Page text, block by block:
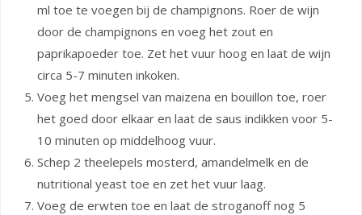
ml toe te voegen bij de champignons. Roer de wijn
door de champignons en voeg het zout en
paprikapoeder toe. Zet het vuur hoog en laat de wijn
circa 5-7 minuten inkoken.
Voeg het mengsel van maizena en bouillon toe, roer
het goed door elkaar en laat de saus indikken voor 5-
10 minuten op middelhoog vuur.
Schep 2 theelepels mosterd, amandelmelk en de
nutritional yeast toe en zet het vuur laag.
Voeg de erwten toe en laat de stroganoff nog 5